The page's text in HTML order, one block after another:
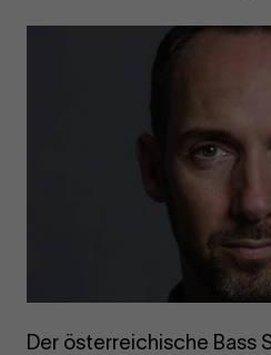
Der österreichische Bass